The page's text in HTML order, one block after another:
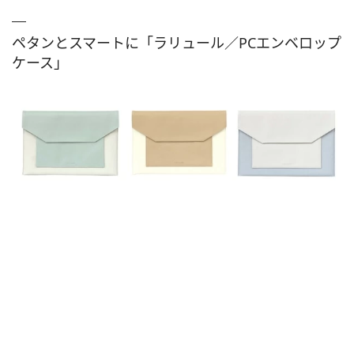
ペタンとスマートに「ラリュール／PCエンベロップ
ケース」